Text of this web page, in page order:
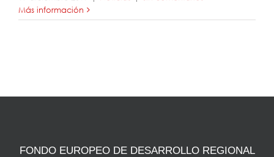
Más información
FONDO EUROPEO DE DESARROLLO REGIONAL